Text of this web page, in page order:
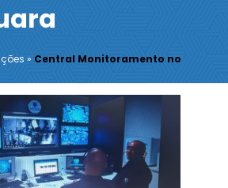
» Central Monitoramento no